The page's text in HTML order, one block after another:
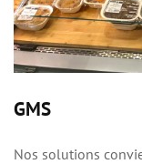
GMS
Nos solutions